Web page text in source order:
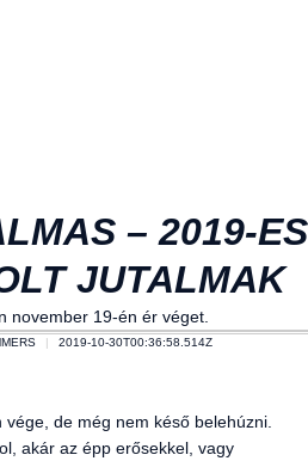
– 2019-ES
JUTALMAK
november 19-én ér véget.
2019-10-30T00:36:58.514Z
de még nem késő belehúzni.
akár az épp erősekkel, vagy